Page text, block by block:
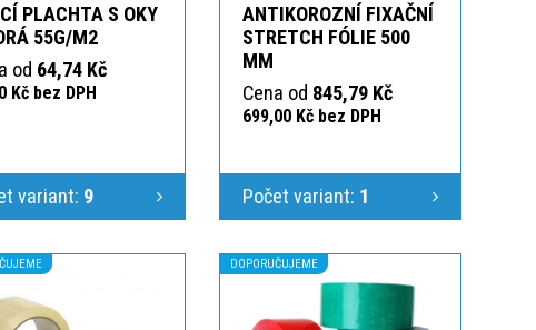
PLACHTA S OKY
55G/M2
od 64,74 Kč
Kč bez DPH
variant: 9
ANTIKOROZNÍ FIXAČNÍ
STRETCH FÓLIE 500
MM
Cena od 845,79 Kč
699,00 Kč bez DPH
Počet variant: 1
DOPORUČUJEME